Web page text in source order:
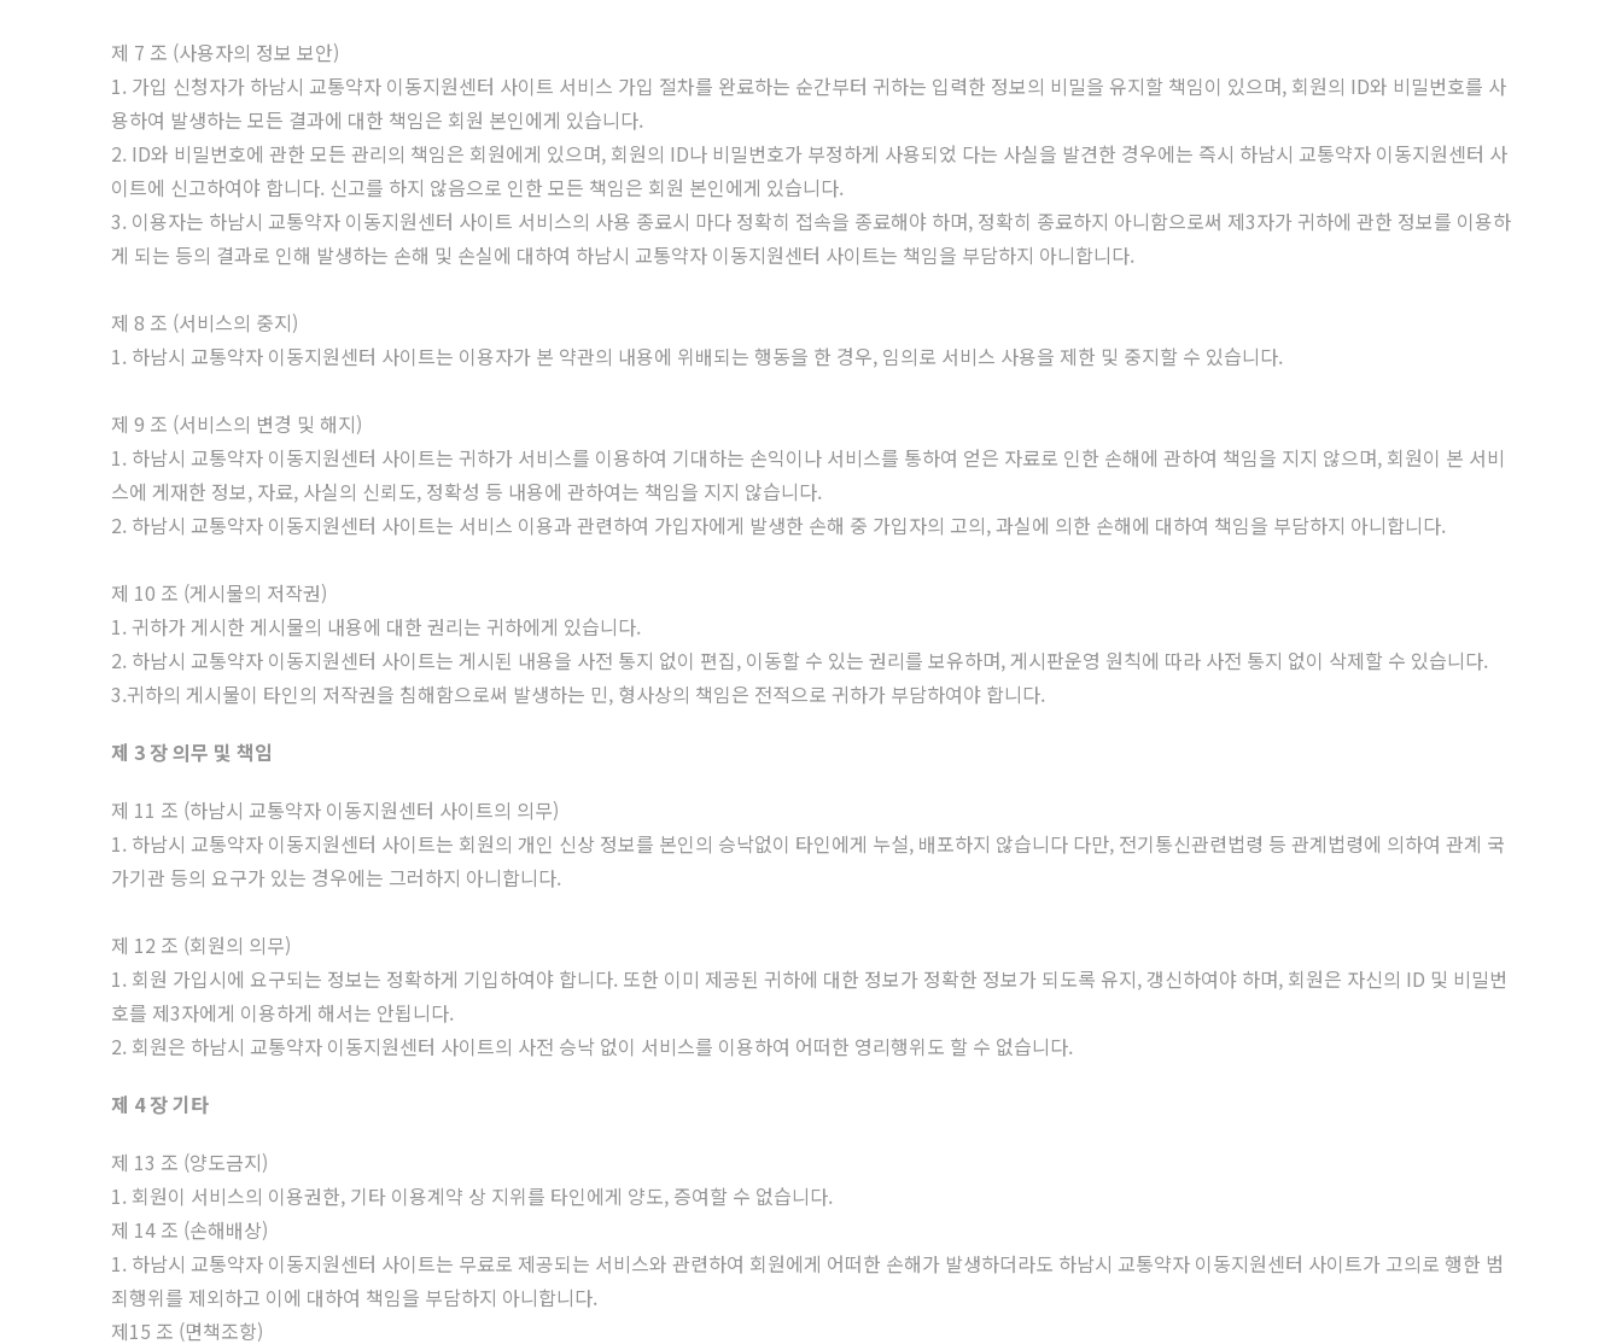
제 7 조 (사용자의 정보 보안)
1. 가입 신청자가 하남시 교통약자 이동지원센터 사이트 서비스 가입 절차를 완료하는 순간부터 귀하는 입력한 정보의 비밀을 유지할 책임이 있으며, 회원의 ID와 비밀번호를 사
용하여 발생하는 모든 결과에 대한 책임은 회원 본인에게 있습니다.
2. ID와 비밀번호에 관한 모든 관리의 책임은 회원에게 있으며, 회원의 ID나 비밀번호가 부정하게 사용되었 다는 사실을 발견한 경우에는 즉시 하남시 교통약자 이동지원센터 사
이트에 신고하여야 합니다. 신고를 하지 않음으로 인한 모든 책임은 회원 본인에게 있습니다.
3. 이용자는 하남시 교통약자 이동지원센터 사이트 서비스의 사용 종료시 마다 정확히 접속을 종료해야 하며, 정확히 종료하지 아니함으로써 제3자가 귀하에 관한 정보를 이용하
게 되는 등의 결과로 인해 발생하는 손해 및 손실에 대하여 하남시 교통약자 이동지원센터 사이트는 책임을 부담하지 아니합니다.
제 8 조 (서비스의 중지)
1. 하남시 교통약자 이동지원센터 사이트는 이용자가 본 약관의 내용에 위배되는 행동을 한 경우, 임의로 서비스 사용을 제한 및 중지할 수 있습니다.
제 9 조 (서비스의 변경 및 해지)
1. 하남시 교통약자 이동지원센터 사이트는 귀하가 서비스를 이용하여 기대하는 손익이나 서비스를 통하여 얻은 자료로 인한 손해에 관하여 책임을 지지 않으며, 회원이 본 서비
스에 게재한 정보, 자료, 사실의 신뢰도, 정확성 등 내용에 관하여는 책임을 지지 않습니다.
2. 하남시 교통약자 이동지원센터 사이트는 서비스 이용과 관련하여 가입자에게 발생한 손해 중 가입자의 고의, 과실에 의한 손해에 대하여 책임을 부담하지 아니합니다.
제 10 조 (게시물의 저작권)
1. 귀하가 게시한 게시물의 내용에 대한 권리는 귀하에게 있습니다.
2. 하남시 교통약자 이동지원센터 사이트는 게시된 내용을 사전 통지 없이 편집, 이동할 수 있는 권리를 보유하며, 게시판운영 원칙에 따라 사전 통지 없이 삭제할 수 있습니다.
3.귀하의 게시물이 타인의 저작권을 침해함으로써 발생하는 민, 형사상의 책임은 전적으로 귀하가 부담하여야 합니다.
제 3 장 의무 및 책임
제 11 조 (하남시 교통약자 이동지원센터 사이트의 의무)
1. 하남시 교통약자 이동지원센터 사이트는 회원의 개인 신상 정보를 본인의 승낙없이 타인에게 누설, 배포하지 않습니다 다만, 전기통신관련법령 등 관계법령에 의하여 관계 국
가기관 등의 요구가 있는 경우에는 그러하지 아니합니다.
제 12 조 (회원의 의무)
1. 회원 가입시에 요구되는 정보는 정확하게 기입하여야 합니다. 또한 이미 제공된 귀하에 대한 정보가 정확한 정보가 되도록 유지, 갱신하여야 하며, 회원은 자신의 ID 및 비밀번
호를 제3자에게 이용하게 해서는 안됩니다.
2. 회원은 하남시 교통약자 이동지원센터 사이트의 사전 승낙 없이 서비스를 이용하여 어떠한 영리행위도 할 수 없습니다.
제 4 장 기타
제 13 조 (양도금지)
1. 회원이 서비스의 이용권한, 기타 이용계약 상 지위를 타인에게 양도, 증여할 수 없습니다.
제 14 조 (손해배상)
1. 하남시 교통약자 이동지원센터 사이트는 무료로 제공되는 서비스와 관련하여 회원에게 어떠한 손해가 발생하더라도 하남시 교통약자 이동지원센터 사이트가 고의로 행한 범
죄행위를 제외하고 이에 대하여 책임을 부담하지 아니합니다.
제15 조 (면책조항)